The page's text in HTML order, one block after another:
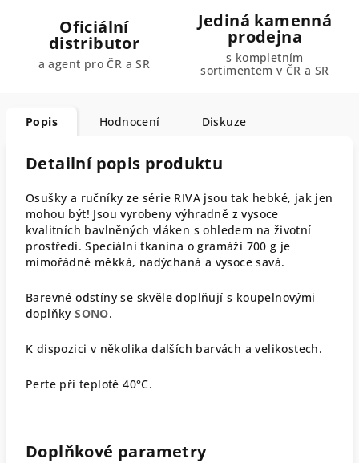
Oficiální
distributor
a agent pro ČR a SR
Jediná kamenná
prodejna
s kompletním
sortimentem v ČR a SR
Popis Hodnocení Diskuze
Detailní popis produktu
Osušky a ručníky ze série RIVA jsou tak hebké, jak jen
mohou být! Jsou vyrobeny výhradně z vysoce
kvalitních bavlněných vláken s ohledem na životní
prostředí. Speciální tkanina o gramáži 700 g je
mimořádně měkká, nadýchaná a vysoce savá.
Barevné odstíny se skvěle doplňují s koupelnovými
doplňkySONO.
K dispozici v několika dalších barvách a velikostech.
Perte při teplotě 40°C.
Doplňkové parametry